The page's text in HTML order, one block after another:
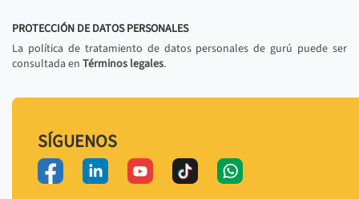
PROTECCIÓN DE DATOS PERSONALES
La política de tratamiento de datos personales de gurú puede ser
consultada en Términos legales.
SÍGUENOS